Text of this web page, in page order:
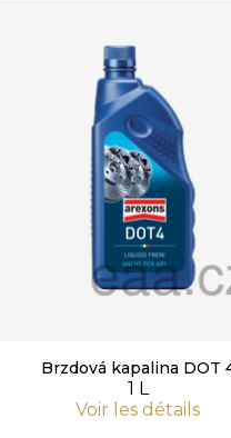
Brzdová kapalina DOT
1 L
Voir les détails